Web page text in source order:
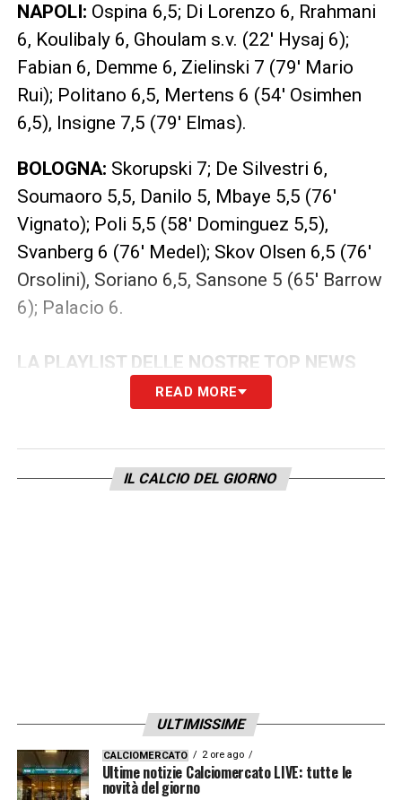
NAPOLI : Ospina 6,5; Di Lorenzo 6, Rrahmani
6, Koulibaly 6, Ghoulam s.v. (22′ Hysaj 6);
Fabian 6, Demme 6, Zielinski 7 (79′ Mario
Rui); Politano 6,5, Mertens 6 (54′ Osimhen
6,5), Insigne 7,5 (79′ Elmas).
BOLOGNA: Skorupski 7; De Silvestri 6,
Soumaoro 5,5, Danilo 5, Mbaye 5,5 (76′
Vignato); Poli 5,5 (58′ Dominguez 5,5),
Svanberg 6 (76′ Medel); Skov Olsen 6,5 (76′
Orsolini), Soriano 6,5, Sansone 5 (65′ Barrow
6); Palacio 6.
LA PLAYLIST DELLE NOSTRE TOP NEWS
READ MORE
IL CALCIO DEL GIORNO
ULTIMISSIME
CALCIOMERCATO 2 ore ago
Ultime notizie Calciomercato LIVE: tutte le
novità del giorno